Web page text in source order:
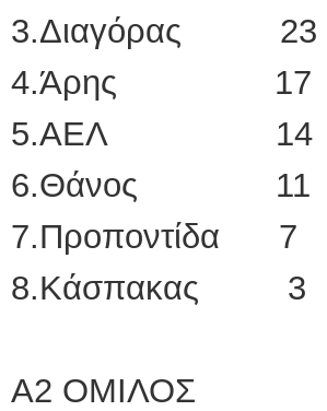
3.Διαγόρας
4.Άρης 17
5.ΑΕΛ 14
6.Θάνος 11
7.Προποντίδα
8.Κάσπακας
Α2 ΟΜΙΛΟΣ